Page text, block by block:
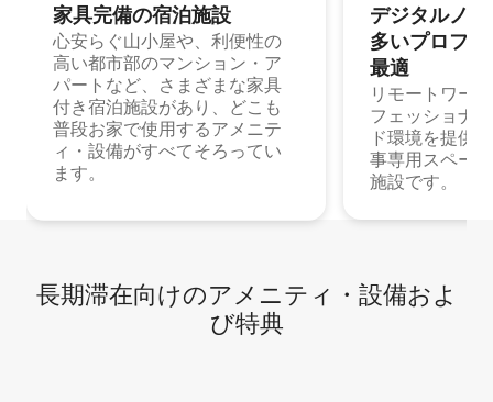
家具完備の宿⁠泊⁠施⁠設
心安らぐ山小屋や、利便性の
高い都市部のマンション・ア
パートなど、さまざまな家具
付き宿泊施設があり、どこも
普段お家で使用するアメニテ
ィ・設備がすべてそろってい
ます。
デジタルノ
多⁠いプ⁠ロ⁠フ⁠
最⁠適
リモートワー
フェッショナ
ド環境を提供
事専用スペー
施設です。
長期滞在向け⁠のア⁠メ⁠ニ⁠テ⁠ィ⁠・設⁠備⁠およ
び特⁠典